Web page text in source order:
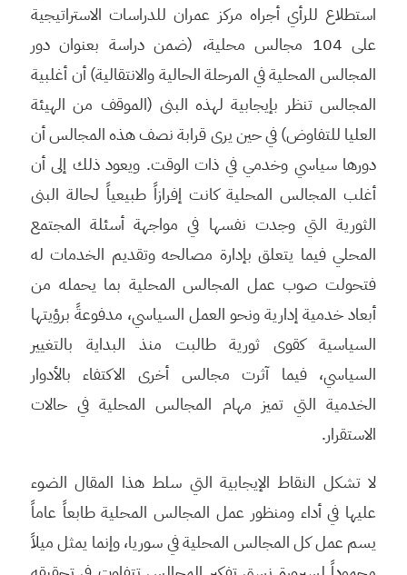
استطلاع للرأي أجراه مركز عمران للدراسات الاستراتيجية
على 104 مجالس محلية، (ضمن دراسة بعنوان دور
المجالس المحلية في المرحلة الحالية والانتقالية) أن أغلبية
المجالس تنظر بإيجابية لهذه البنى (الموقف من الهيئة
العليا للتفاوض) في حين يرى قرابة نصف هذه المجالس أن
دورها سياسي وخدمي في ذات الوقت. ويعود ذلك إلى أن
أغلب المجالس المحلية كانت إفرازاً طبيعياً لحالة البنى
الثورية التي وجدت نفسها في مواجهة أسئلة المجتمع
المحلي فيما يتعلق بإدارة مصالحه وتقديم الخدمات له
فتحولت صوب عمل المجالس المحلية بما يحمله من
أبعاد خدمية إدارية ونحو العمل السياسي، مدفوعةً برؤيتها
السياسية كقوى ثورية طالبت منذ البداية بالتغيير
السياسي، فيما آثرت مجالس أخرى الاكتفاء بالأدوار
الخدمية التي تميز مهام المجالس المحلية في حالات
الاستقرار.
لا تشكل النقاط الإيجابية التي سلط هذا المقال الضوء
عليها في أداء ومنظور عمل المجالس المحلية طابعاً عاماً
يسم عمل كل المجالس المحلية في سوريا، وإنما يمثل ميلاً